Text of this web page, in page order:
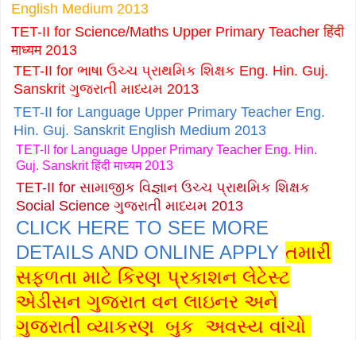
English Medium 2013
TET-II for Science/Maths Upper Primary Teacher हिंदी
माध्यम 2013
TET-II for ભાષા ઉચ્ચ પ્રાથમિક શિક્ષક Eng. Hin. Guj.
Sanskrit ગુજરાતી માધ્યમ 2013
TET-II for Language Upper Primary Teacher Eng.
Hin. Guj. Sanskrit English Medium 2013
TET-II for Language Upper Primary Teacher Eng. Hin.
Guj. Sanskrit हिंदी माध्यम 2013
TET-II for સામાજીક વિજ્ઞાન ઉચ્ચ પ્રાથમિક શિક્ષક
Social Science ગુજરાતી માધ્યમ 2013
CLICK HERE TO SEE MORE
DETAILS AND ONLINE APPLY તમારી
સફળતા માટે કિરણ પ્રકાશન લેટેસ્ટ
એડીસન ગુજરાત વન લાઇનર અને
ગુજરાતી વ્યાકરણ બુક અવસ્ય વાંચો